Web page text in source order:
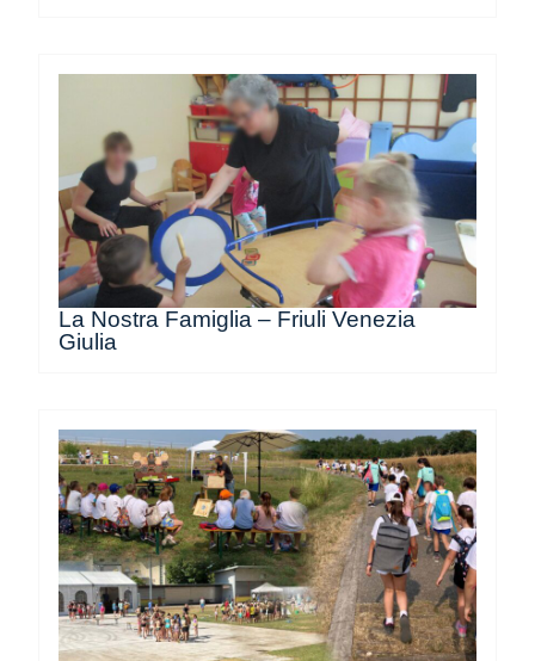
La Nostra Famiglia – Friuli Venezia
Giulia